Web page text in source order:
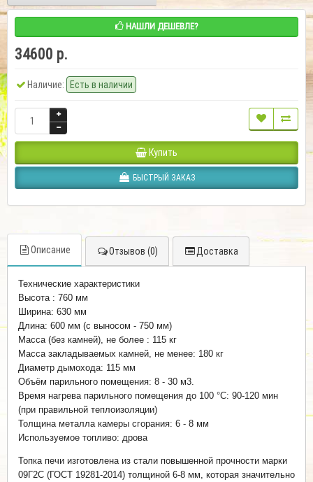
НАШЛИ ДЕШЕВЛЕ?
34600 р.
Наличие: Есть в наличии
Купить
БЫСТРЫЙ ЗАКАЗ
Описание Отзывов (0) Доставка
Технические характеристики
Высота : 760 мм
Ширина: 630 мм
Длина: 600 мм (с выносом - 750 мм)
Масса (без камней), не более : 115 кг
Масса закладываемых камней, не менее: 180 кг
Диаметр дымохода: 115 мм
Объём парильного помещения: 8 - 30 м3.
Время нагрева парильного помещения до 100 °С: 90-120 мин
(при правильной теплоизоляции)
Толщина металла камеры сгорания: 6 - 8 мм
Используемое топливо: дрова
Топка печи изготовлена из стали повышенной прочности марки
09Г2С (ГОСТ 19281-2014) толщиной 6-8 мм, которая значительно